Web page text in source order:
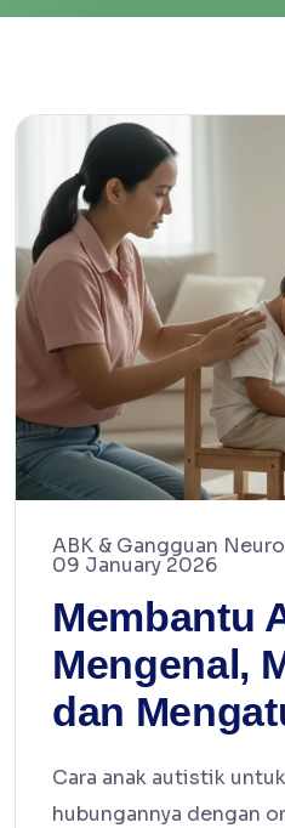
ABK & Gangguan
09 January 2026
Membantu
Mengenal,
dan
Cara anak autistik
hubungannya dengan